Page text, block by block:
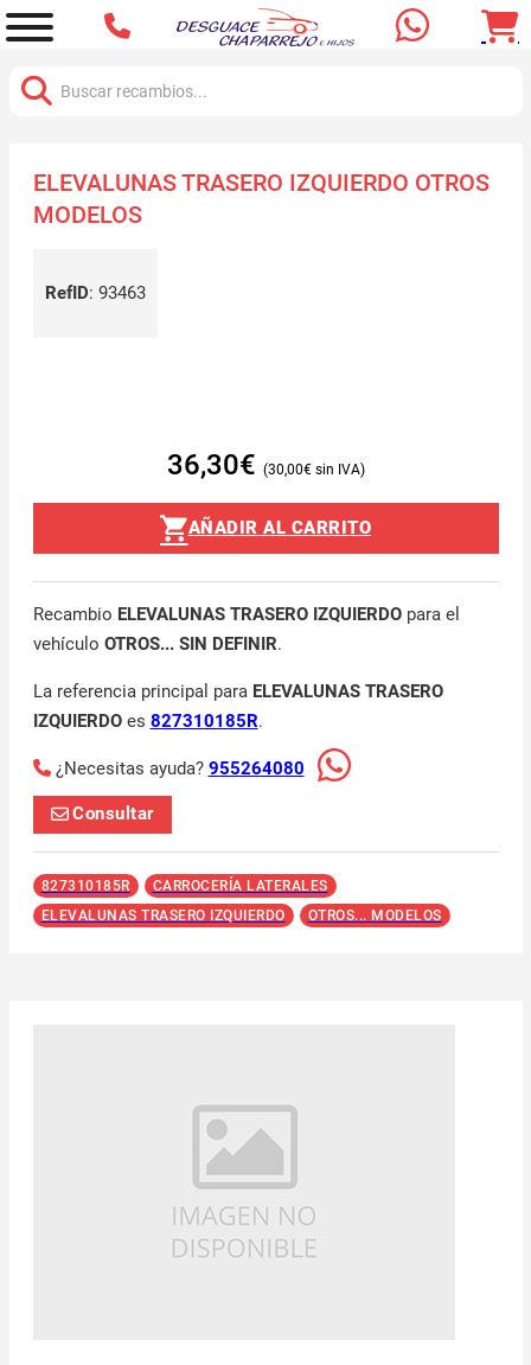
ELEVALUNAS TRASERO IZQUIERDO OTROS
MODELOS
RefID: 93463
36,30€ 30,00€
AÑADIR AL CARRITO
Recambio ELEVALUNAS TRASERO IZQUIERDOpara el
vehículo OTROS... SIN DEFINIR.
La referencia principal para ELEVALUNAS TRASERO
IZQUIERDOes 827310185R.
¿Necesitas ayuda? 955264080
Consultar
827310185R
CARROCERÍA LATERALES
ELEVALUNAS TRASERO IZQUIERDO
OTROS... MODELOS